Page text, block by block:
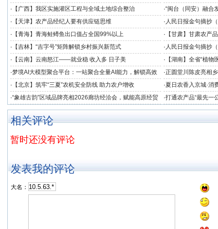
度
· 【广西】我区实施灌区工程与全域土地综合整治 ·“闽台（同安）融合
发展提供数据支撑
· 【天津】农产品经纪人要有供应链思维 · 人民日报金句摘抄
· 【青海】青海鲑鳟鱼出口值占全国99%以上 · 【甘肃】甘肃农产
· 【吉林】“吉字号”矩阵解锁乡村振兴新范式 · 人民日报金句摘抄
· 【云南】云南怒江——就业稳 收入多 日子美 · 【湖南】全省“植
竞技
·梦境AI大模型聚合平台：一站聚合全量AI能力，解锁高效
创作新境界
·正圆堂川陈皮亮相
注获群众点赞
· 【北京】筑牢“三夏”农机安全防线 助力农户增收 ·夏日农香入京城·
助农专场品鉴会在北
·“象雄古韵”区域品牌亮相2026廊坊经洽会，赋能高原经贸
协同发展
·打通农产品“最先一
业冷链中心落成
相关评论
暂时还没有评论
发表我的评论
大名：